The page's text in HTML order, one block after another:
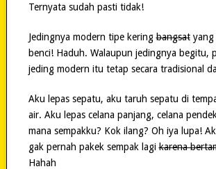
Ternyata sudah pasti tidak!
Jedingnya modern tipe keringbangsatyang
benci! Haduh. Walaupun jedingnya begitu,
jeding modern itu tetap secara tradisional
Aku lepas sepatu, aku taruh sepatu di
air. Aku lepas celana panjang, celana
mana sempakku? Kok ilang? Oh iya lupa!
gak pernah pakek sempak lagikarena
Hahah